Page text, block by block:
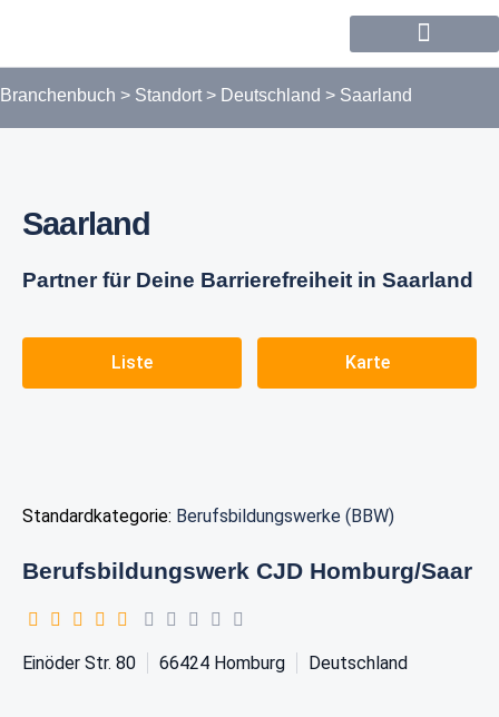
Branchenbuch > Standort > Deutschland > Saarland
Saarland
Partner für Deine Barrierefreiheit in Saarland
Liste Karte
Standardkategorie: Berufsbildungswerke (BBW)
Berufsbildungswerk CJD Homburg/Saar
Einöder Str. 80 66424 Homburg Deutschland